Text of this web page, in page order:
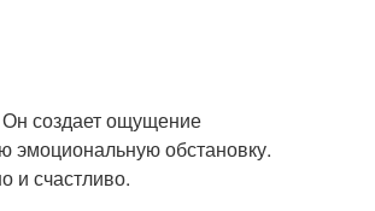
создает ощущение
эмоциональную обстановку.
и счастливо.